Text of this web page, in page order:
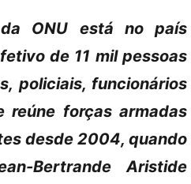
ONU está no país
de 11 mil pessoas
policiais, funcionários
reúne forças armadas
desde 2004, quando
Bertrande Aristide